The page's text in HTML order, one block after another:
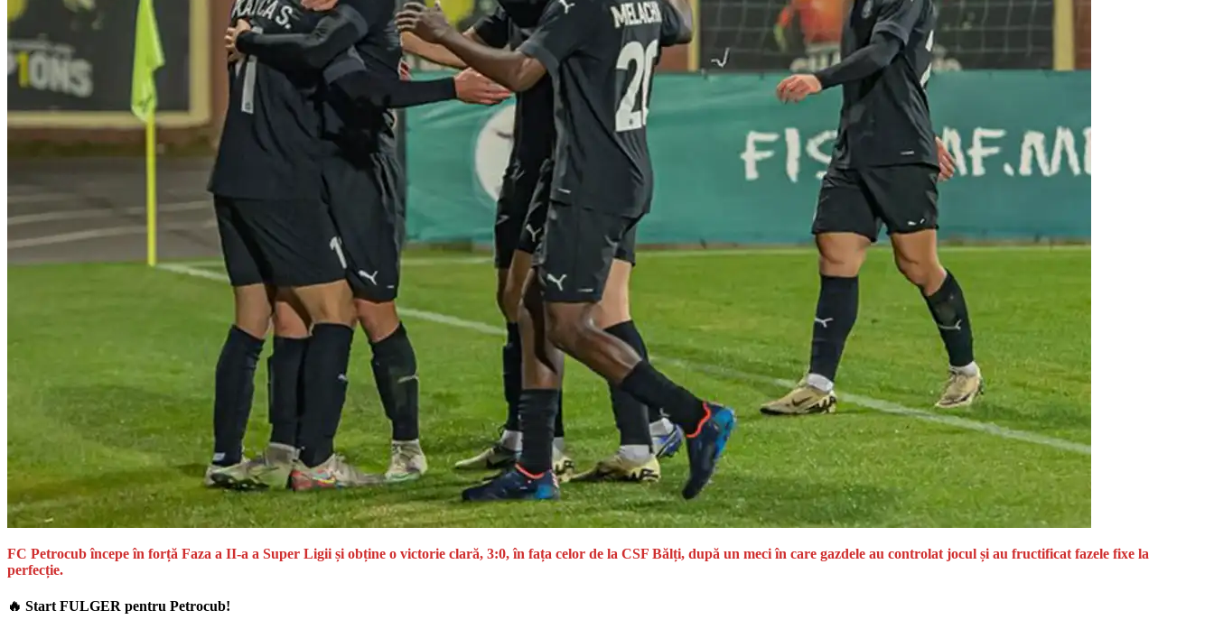
FC Petrocub începe în forță Faza a II-a a Super Ligii și obține o victorie clară, 3:0, în fața celor de la CSF Bălți, după un meci în care gazdele au controlat jocul și au fructificat fazele fixe la
perfecție.
🔥 Start FULGER pentru Petrocub!